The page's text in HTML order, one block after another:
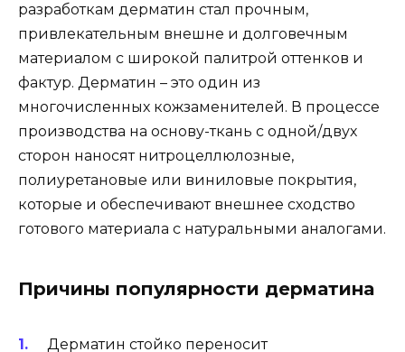
разработкам дерматин стал прочным,
привлекательным внешне и долговечным
материалом с широкой палитрой оттенков и
фактур. Дерматин – это один из
многочисленных кожзаменителей. В процессе
производства на основу-ткань с одной/двух
сторон наносят нитроцеллюлозные,
полиуретановые или виниловые покрытия,
которые и обеспечивают внешнее сходство
готового материала с натуральными аналогами.
Причины популярности дерматина
Дерматин стойко переносит